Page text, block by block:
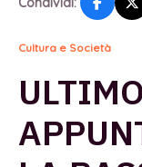
Cultura e Società
ULTIMO